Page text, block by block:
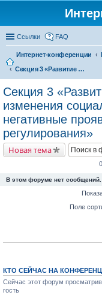
Ссылки FAQ
Интернет-конференции
Секция 3 «Развитие территорий в условиях изменения социально-трудовой сферы: негативные проявления и возможности регулирования»
Секция 3
изменения
негативные
регулирования»
Новая тема
В этом форуме нет сообщений.
Поле
КТО СЕЙЧАС НА
Сейчас этот форум
гость